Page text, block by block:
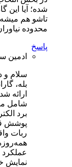
تاشو هم
محدوده
پاسخ
ادمین
سلام و
ارائه
شامل
برد
پوشش
ربات
عملکرد
نمایش